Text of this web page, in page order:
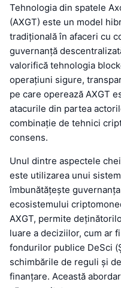
Tehnologia din spatele
(AXGT) este un model
tradițională în afaceri cu
guvernanță
valorifică tehnologia
operațiuni sigure,
pe care operează AXGT
atacurile din partea
combinație de tehnici
consens.
Unul dintre aspectele
este utilizarea unui
îmbunătățește
ecosistemului
AXGT, permite
luare a deciziilor, cum ar
fondurilor publice DeSci
schimbările de reguli și
finanțare. Această